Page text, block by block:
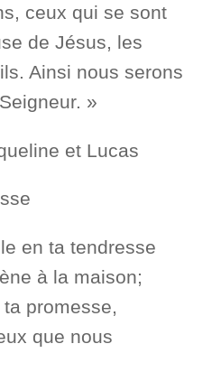
ceux qui se sont
de Jésus, les
Ainsi nous serons
»
et Lucas
en ta tendresse
à la maison;
promesse,
que nous